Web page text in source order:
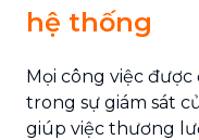
hệ thống
Mọi công việc
trong sự giám sát
giúp việc thương